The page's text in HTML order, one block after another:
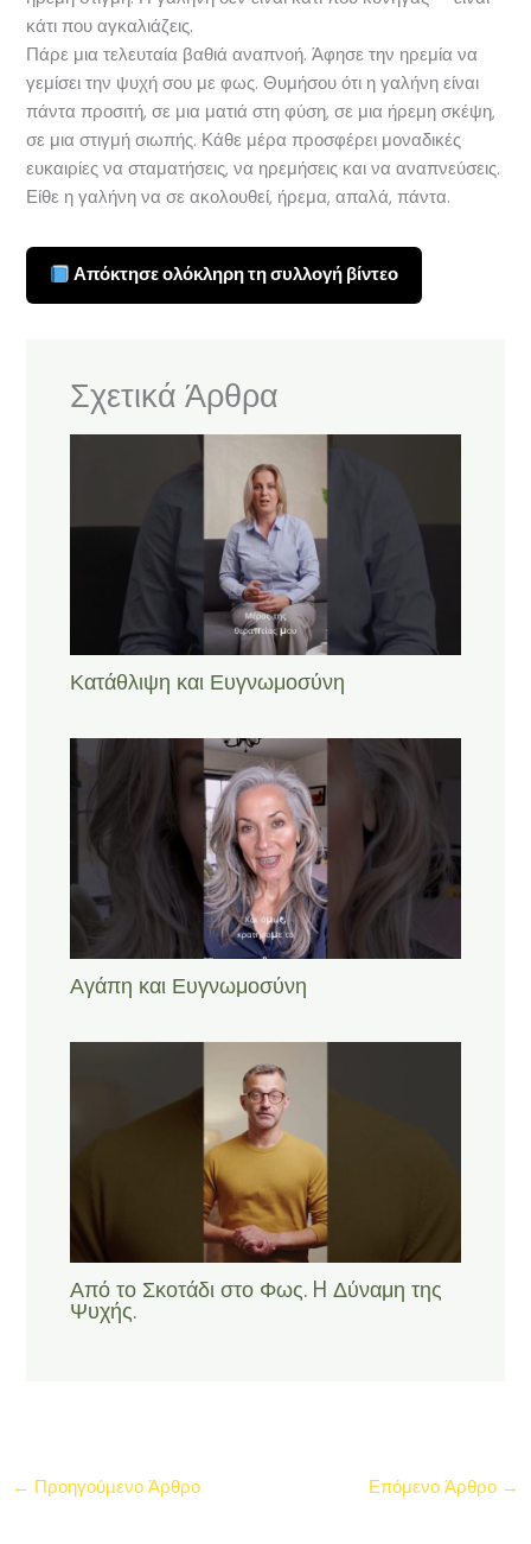
κάτι που αγκαλιάζεις.
Πάρε μια τελευταία βαθιά αναπνοή. Άφησε την ηρεμία να
γεμίσει την ψυχή σου με φως. Θυμήσου ότι η γαλήνη είναι
πάντα προσιτή, σε μια ματιά στη φύση, σε μια ήρεμη σκέψη,
σε μια στιγμή σιωπής. Κάθε μέρα προσφέρει μοναδικές
ευκαιρίες να σταματήσεις, να ηρεμήσεις και να αναπνεύσεις.
Είθε η γαλήνη να σε ακολουθεί, ήρεμα, απαλά, πάντα.
Απόκτησε ολόκληρη τη συλλογή βίντεο
Σχετικά Άρθρα
Κατάθλιψη και Ευγνωμοσύνη
Αγάπη και Ευγνωμοσύνη
Από το Σκοτάδι στο Φως. H Δύναμη της
Ψυχής.
← Προηγούμενο Άρθρο Επόμενο Άρθρο →